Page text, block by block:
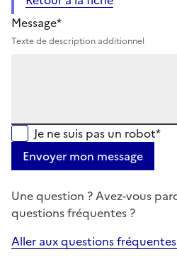
Message*
Texte de description additionnel
Je ne suis pas un robot*
Envoyer mon message
Une question ? Avez-vous
questions fréquentes ?
Aller aux questions fréquentes